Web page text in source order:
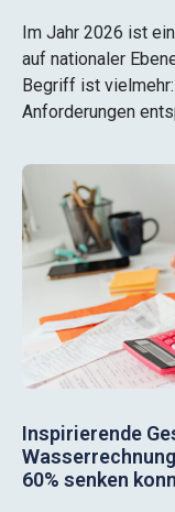
Im Jahr 2026 ist
auf nationaler
Begriff ist
Anforderungen
Inspirierende
60% senken